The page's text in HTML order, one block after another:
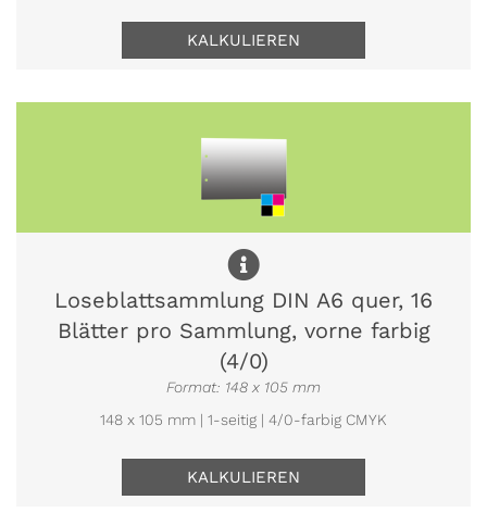
KALKULIEREN
Loseblattsammlung DIN A6 quer, 16
Blätter pro Sammlung, vorne farbig
(4/0)
Format: 148 x 105 mm
148 x 105 mm | 1-seitig | 4/0-farbig CMYK
KALKULIEREN